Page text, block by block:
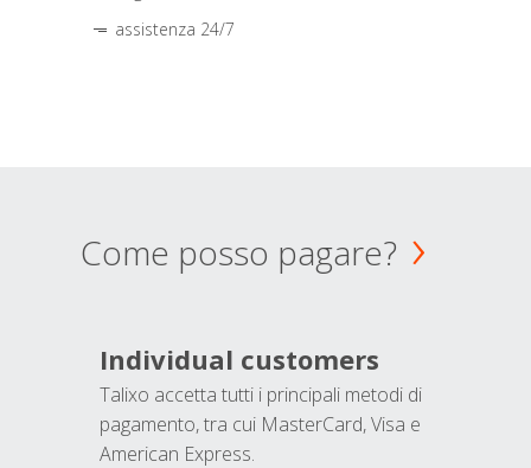
assistenza 24/7
Come posso pagare?
Individual customers
Talixo accetta tutti i principali metodi di
pagamento, tra cui MasterCard, Visa e
American Express.